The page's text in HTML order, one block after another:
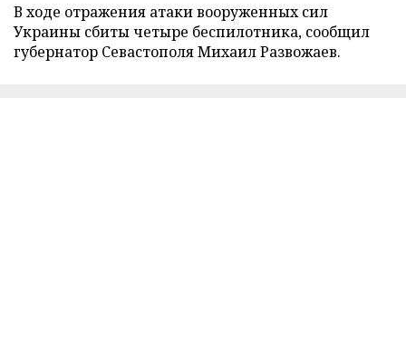
В ходе отражения атаки вооруженных сил
Украины сбиты четыре беспилотника, сообщил
губернатор Севастополя Михаил Развожаев.